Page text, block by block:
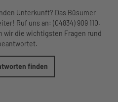
Unterkunft? Das Büsumer
Ruf uns an: (04834) 909 110.
wir die wichtigsten Fragen rund
finden